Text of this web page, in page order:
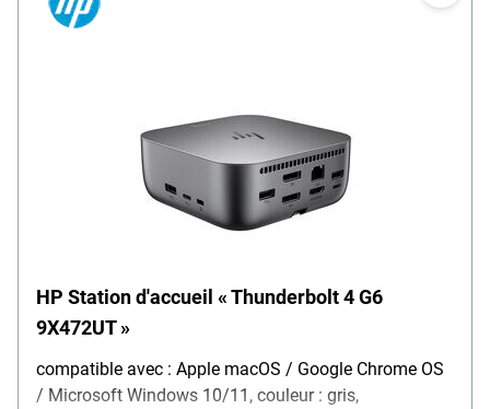
HP Station d'accueil « Thunderbolt 4 G6
9X472UT »
compatible avec : Apple macOS / Google Chrome OS
/ Microsoft Windows 10/11, couleur : gris,